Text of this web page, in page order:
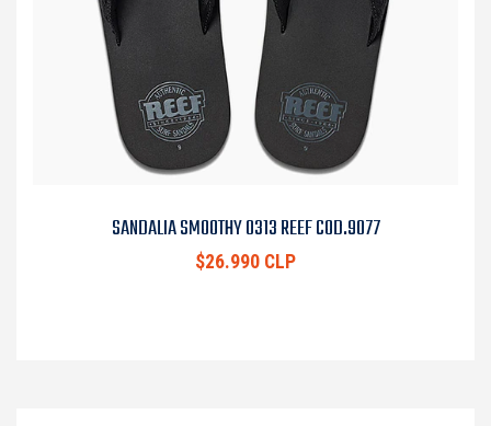
SANDALIA SMOOTHY 0313 REEF COD.9077
$26.990 CLP